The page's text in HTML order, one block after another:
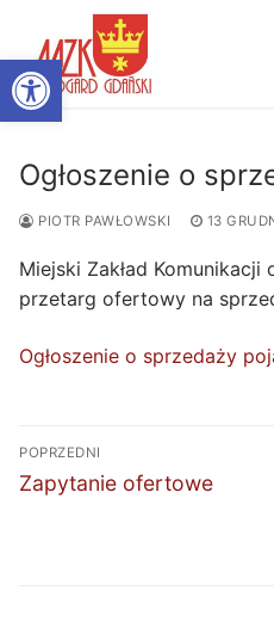
Otwórz pasek narzędzi
treści
Ogłoszenie o
PIOTR PAWŁOWSKI 13
Miejski Zakład Komunikacji
przetarg ofertowy na
Ogłoszenie o sprzedaży
Nawigacja
wpisu
POPRZEDNI
Poprzedni
Zapytanie ofertowe